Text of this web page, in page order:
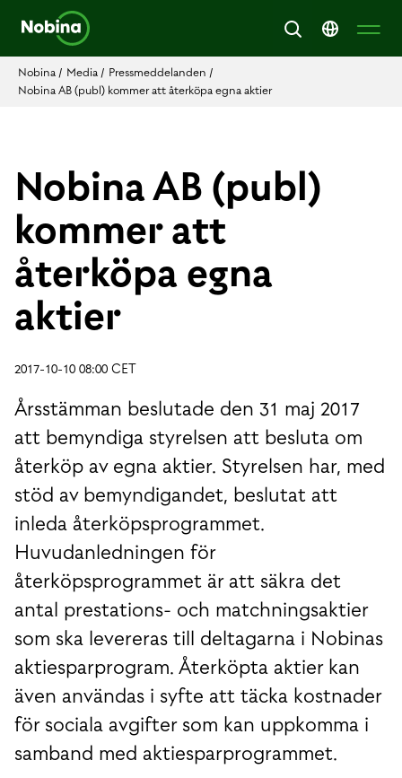
Nobina / Media / Pressmeddelanden /
Nobina AB (publ) kommer att återköpa egna aktier
Nobina AB (publ)
kommer att
återköpa egna
aktier
2017-10-10 08:00 CET
Årsstämman beslutade den 31 maj 2017
att bemyndiga styrelsen att besluta om
återköp av egna aktier. Styrelsen har, med
stöd av bemyndigandet, beslutat att
inleda återköpsprogrammet.
Huvudanledningen för
återköpsprogrammet är att säkra det
antal prestations- och matchningsaktier
som ska levereras till deltagarna i Nobinas
aktiesparprogram. Återköpta aktier kan
även användas i syfte att täcka kostnader
för sociala avgifter som kan uppkomma i
samband med aktiesparprogrammet.